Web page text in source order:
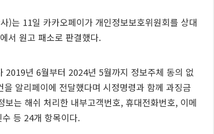
)는 11일 카카오페이가 개인정보보호위원회를 상대
서 원고 패소로 판결했다.
2019년 6월부터 2024년 5월까지 정보주체 동의 없
알리페이에 전달했다며 시정명령과 함께 과징금
는 해쉬 처리한 내부고객번호, 휴대전화번호, 이메
등 24개 항목이다.